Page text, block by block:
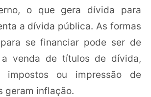
o que gera dívida para
a dívida pública. As formas
se financiar pode ser de
venda de títulos de dívida,
impostos ou impressão de
geram inflação.